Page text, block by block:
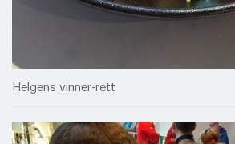
Helgens vinner-rett